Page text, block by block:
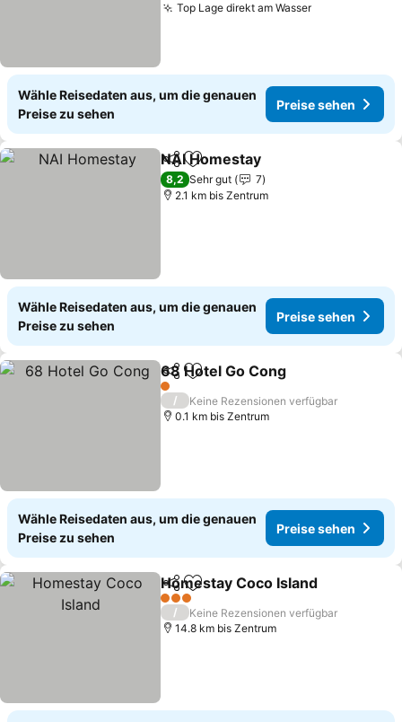
Top Lage direkt am WasserPreise sehen
Wähle Reisedaten aus, um die genauen
Preise zu sehen
Preise sehen
TeilenZu Favoriten hinzufügen
NAI Homestay
8,2 Sehr gut
7
2.1 km bis Zentrum
Wähle Reisedaten aus, um die genauen
Preise zu sehen
Preise sehen
TeilenZu Favoriten hinzufügen
68 Hotel Go Cong
1 Sterne
/
Keine Rezensionen verfügbar
0.1 km bis Zentrum
Wähle Reisedaten aus, um die genauen
Preise zu sehen
Preise sehen
TeilenZu Favoriten hinzufügen
Homestay Coco Island
3 Sterne
/
Keine Rezensionen verfügbar
14.8 km bis Zentrum